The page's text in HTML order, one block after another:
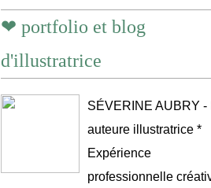
❤ portfolio et blog
d'illustratrice
SÉVERINE AUBRY -
auteure illustratrice *
Expérience
professionnelle